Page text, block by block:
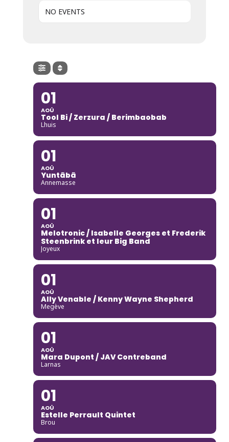
NO EVENTS
01
AOÛ
Tool Bi / Zerzura / Berimbaobab
Lhuis
01
AOÛ
Yuntãbã
Annemasse
01
AOÛ
Melotronic / Isabelle Georges et Frederik
Steenbrink et leur Big Band
Joyeux
01
AOÛ
Ally Venable / Kenny Wayne Shepherd
Megève
01
AOÛ
Mara Dupont / JAV Contreband
Larnas
01
AOÛ
Estelle Perrault Quintet
Brou